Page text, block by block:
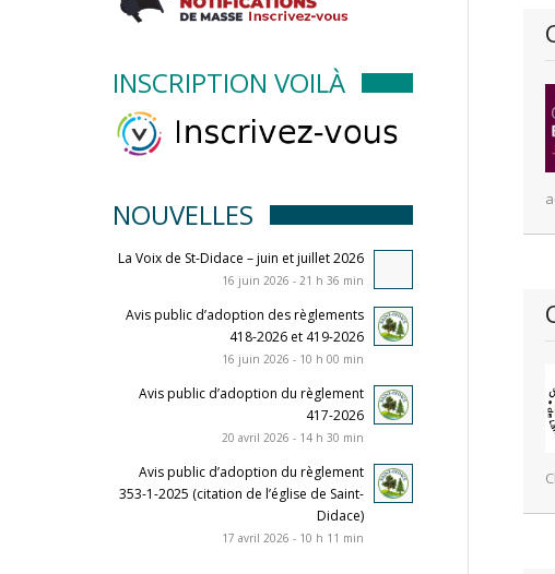
INSCRIPTION VOILÀ
NOUVELLES
La Voix de St-Didace – juin et juillet 2026
16 juin 2026 - 21 h 36 min
Avis public d’adoption des règlements
418-2026 et 419-2026
16 juin 2026 - 10 h 00 min
Avis public d’adoption du règlement
417-2026
20 avril 2026 - 14 h 30 min
Avis public d’adoption du règlement
353-1-2025 (citation de l’église de Saint-
Didace)
17 avril 2026 - 10 h 11 min